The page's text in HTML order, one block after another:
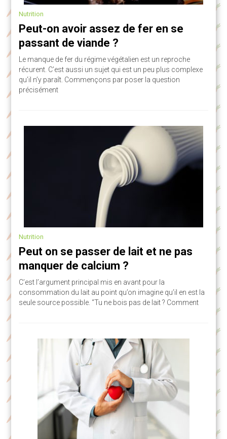
Nutrition
Peut-on avoir assez de fer en se
passant de viande ?
Le manque de fer du régime végétalien est un reproche
récurent. C’est aussi un sujet qui est un peu plus complexe
qu’il n’y paraît. Commençons par poser la question
précisément
Nutrition
Peut on se passer de lait et ne pas
manquer de calcium ?
C’est l’argument principal mis en avant pour la
consommation du lait au point qu’on imagine qu’il en est la
seule source possible. “Tu ne bois pas de lait ? Comment